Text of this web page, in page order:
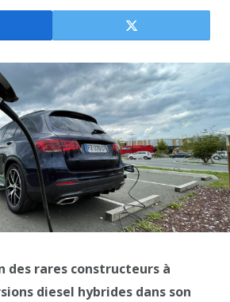
des rares constructeurs à
diesel hybrides dans son